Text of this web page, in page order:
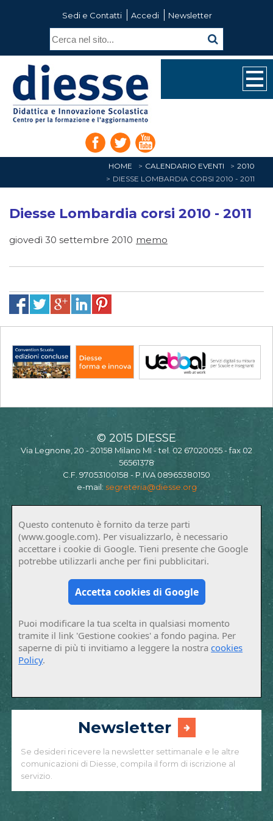
Sedi e Contatti Accedi Newsletter
HOME CALENDARIO EVENTI
2010
DIESSE LOMBARDIA CORSI 2010 - 2011
Diesse Lombardia corsi 2010 - 2011
giovedì 30 settembre 2010 memo
© 2015 DIESSE
Via Legnone, 20 - 20158 Milano MI - tel. 02 67020055 - fax 02
56561378
C.F. 97053100158 - P.IVA 08965380150
e-mail: segreteria@diesse.org
Questo contenuto è fornito da terze parti
(www.google.com). Per visualizzarlo, è necessario
accettare i cookie di Google. Tieni presente che Google
potrebbe utilizzarli anche per fini pubblicitari.
Accetta cookies di Google
Puoi modificare la tua scelta in qualsiasi momento
tramite il link 'Gestione cookies' a fondo pagina. Per
saperne di più ti invitiamo a leggere la nostracookies
Policy.
Newsletter
Se desideri ricevere la newsletter settimanale e le altre
comunicazioni di Diesse, compila il form di iscrizione al
servizio.